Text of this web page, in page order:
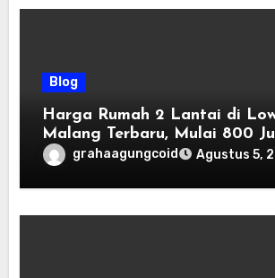
Blog
Harga Rumah 2 Lantai di
Malang Terbaru, Mulai 800
Tahun 2026
grahaagungcoid Agustus 5,